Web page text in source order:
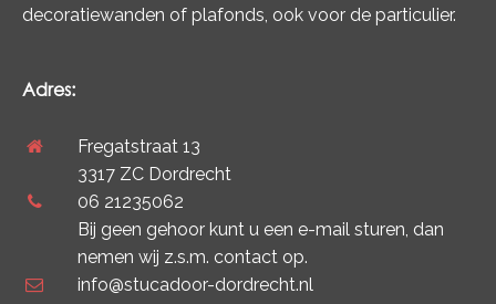
decoratiewanden of plafonds, ook voor de particulier.
Adres:
Fregatstraat 13
3317 ZC Dordrecht
06 21235062
Bij geen gehoor kunt u een e-mail sturen, dan
nemen wij z.s.m. contact op.
info@stucadoor-dordrecht.nl